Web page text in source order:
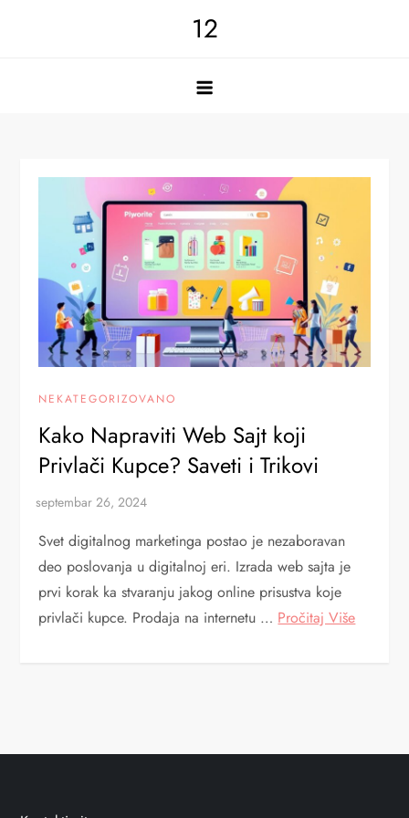
12
NEKATEGORIZOVANO
Kako Napraviti Web Sajt koji
Privlači Kupce? Saveti i Trikovi
Svet digitalnog marketinga postao je nezaboravan
deo poslovanja u digitalnoj eri. Izrada web sajta je
prvi korak ka stvaranju jakog online prisustva koje
privlači kupce. Prodaja na internetu … Pročitaj Više